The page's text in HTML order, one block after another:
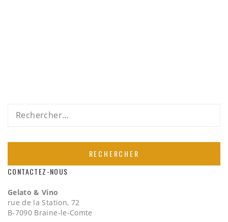
Rechercher :
CONTACTEZ-NOUS
Gelato & Vino
rue de la Station, 72
B-7090 Braine-le-Comte